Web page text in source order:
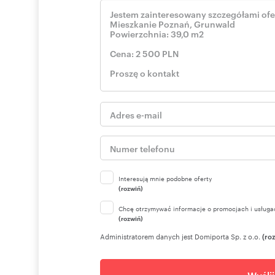
I Agent Ubezpieczeniowy
Pośrednik odpowiedzialny zawodowo
Nr licencji zawodowej: 1542
Interesują mnie podobne oferty
(rozwiń)
Chcę otrzymywać informacje o promocjach i
(rozwiń)
Administratorem danych jest Domiporta Sp. z o.o.